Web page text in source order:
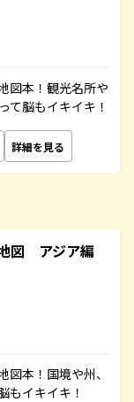
図本！観光名所や
て脳もイキイキ！
詳細を見る
図 アジア編
本！国境や州、
もイキイキ！